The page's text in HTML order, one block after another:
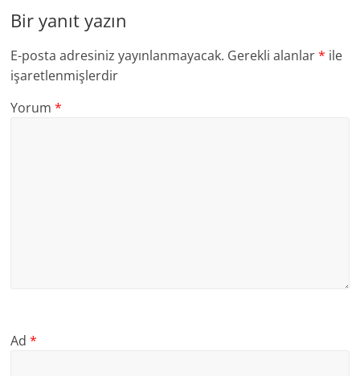
Bir yanıt yazın
E-posta adresiniz yayınlanmayacak. Gerekli alanlar* ile
işaretlenmişlerdir
Yorum*
Ad*